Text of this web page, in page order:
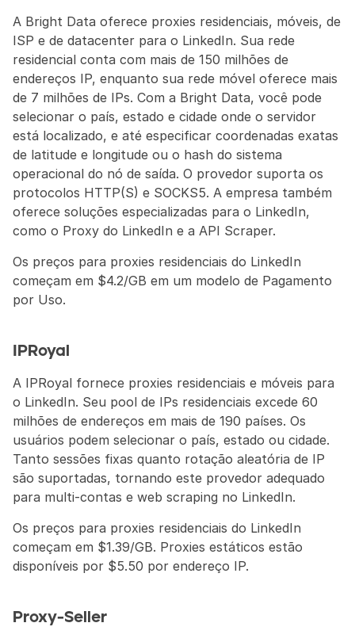
A Bright Data oferece proxies residenciais, móveis, de
ISP e de datacenter para o LinkedIn. Sua rede
residencial conta com mais de 150 milhões de
endereços IP, enquanto sua rede móvel oferece mais
de 7 milhões de IPs. Com a Bright Data, você pode
selecionar o país, estado e cidade onde o servidor
está localizado, e até especificar coordenadas exatas
de latitude e longitude ou o hash do sistema
operacional do nó de saída. O provedor suporta os
protocolos HTTP(S) e SOCKS5. A empresa também
oferece soluções especializadas para o LinkedIn,
como o Proxy do LinkedIn e a API Scraper.
Os preços para proxies residenciais do LinkedIn
começam em $4.2/GB em um modelo de Pagamento
por Uso.
IPRoyal
A IPRoyal fornece proxies residenciais e móveis para
o LinkedIn. Seu pool de IPs residenciais excede 60
milhões de endereços em mais de 190 países. Os
usuários podem selecionar o país, estado ou cidade.
Tanto sessões fixas quanto rotação aleatória de IP
são suportadas, tornando este provedor adequado
para multi-contas e web scraping no LinkedIn.
Os preços para proxies residenciais do LinkedIn
começam em $1.39/GB. Proxies estáticos estão
disponíveis por $5.50 por endereço IP.
Proxy-Seller